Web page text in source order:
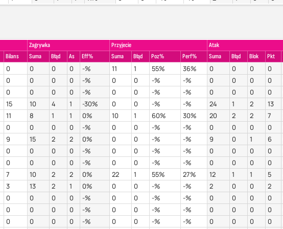
Zagrywka Przyjecie Atak
Bilans
Suma Błąd As Eff% Suma Błąd Poz% Perf% Suma Błąd Blok Pkt
0 0 0 0 -% 11 1 55% 36% 0 0 0 0
0
0 0 0 -% 0 0 -% -% 0 0 0 0
0
0 0 0 -% 0 0 -% -% 0 0 0 0
15
10 4 1 -30% 0 0 -% -% 24 1 2 13
11
8 1 1 0% 10 1 60% 30% 20 2 2 7
0
0 0 0 -% 0 0 -% -% 0 0 0 0
9
15 2 2 0% 0 0 -% -% 9 0 1 6
0
0 0 0 -% 0 0 -% -% 0 0 0 0
0
0 0 0 -% 0 0 -% -% 0 0 0 0
7
10 2 2 0% 22 1 55% 27% 12 1 1 5
3
13 2 1 0% 0 0 -% -% 2 0 0 2
0
0 0 0 -% 0 0 -% -% 0 0 0 0
0
0 0 0 -% 0 0 -% -% 0 0 0 0
0
0 0 0 -% 0 0 -% -% 0 0 0 0